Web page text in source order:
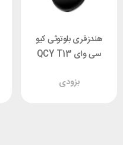
هندزفری بلوتوثی کیو
سی وای QCY T13
بزودی